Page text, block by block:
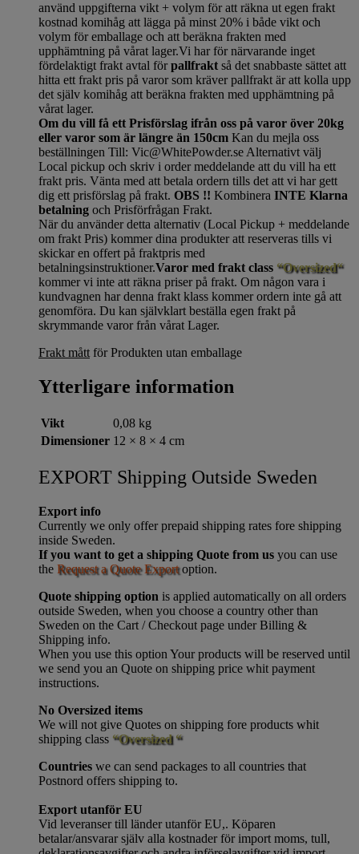
använd uppgifterna vikt + volym för att räkna ut egen frakt
kostnad komihåg att lägga på minst 20% i både vikt och
volym för emballage och att beräkna frakten med
upphämtning på vårat lager.Vi har för närvarande inget
fördelaktigt frakt avtal förpallfrakt så det snabbaste sättet att
hitta ett frakt pris på varor som kräver pallfrakt är att kolla upp
det själv komihåg att beräkna frakten med upphämtning på
vårat lager.
Om du vill få ett Prisförslag ifrån oss på varor över 20kg
eller varor som är längre än 150cm Kan du mejla oss
beställningen Till: Vic@WhitePowder.se Alternativt välj
Local pickup och skriv i order meddelande att du vill ha ett
frakt pris. Vänta med att betala ordern tills det att vi har gett
dig ett prisförslag på frakt. OBS !! Kombinera INTE Klarna
betalning och Prisförfrågan Frakt.
När du använder detta alternativ (Local Pickup + meddelande
om frakt Pris) kommer dina produkter att reserveras tills vi
skickar en offert på fraktpris med
betalningsinstruktioner.Varor med frakt class “Oversized“
kommer vi inte att räkna priser på frakt. Om någon vara i
kundvagnen har denna frakt klass kommer ordern inte gå att
genomföra. Du kan självklart beställa egen frakt på
skrymmande varor från vårat Lager.
Frakt mått för Produkten utan emballage
Ytterligare information
Vikt
0,08 kg
Dimensioner 12 × 8 × 4 cm
EXPORT Shipping Outside Sweden
Export info
Currently we only offer prepaid shipping rates fore shipping
inside Sweden.
If you want to get a shipping Quote from us you can use
the Request a Quote Exportoption.
Quote shipping option is applied automatically on all orders
outside Sweden, when you choose a country other than
Sweden on the Cart / Checkout page under Billing &
Shipping info.
When you use this option Your products will be reserved until
we send you an Quote on shipping price whit payment
instructions.
No Oversized items
We will not give Quotes on shipping fore products whit
shipping class “Oversized “
Countries we can send packages to all countries that
Postnord offers shipping to.
Export utanför EU
Vid leveranser till länder utanför EU,. Köparen
betalar/ansvarar själv alla kostnader för import moms, tull,